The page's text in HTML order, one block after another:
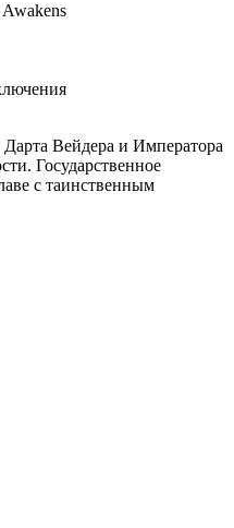
Дарта Вейдера и Императора
Государственное
с таинственным